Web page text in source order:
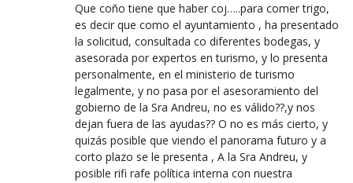
Que coño tiene que haber coj…..para comer trigo,
es decir que como el ayuntamiento , ha presentado
la solicitud, consultada co diferentes bodegas, y
asesorada por expertos en turismo, y lo presenta
personalmente, en el ministerio de turismo
legalmente, y no pasa por el asesoramiento del
gobierno de la Sra Andreu, no es válido??,y nos
dejan fuera de las ayudas?? O no es más cierto, y
quizás posible que viendo el panorama futuro y a
corto plazo se le presenta , A la Sra Andreu, y
posible rifi rafe política interna con nuestra